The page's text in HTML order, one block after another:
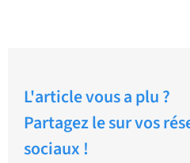
L'article vous a plu ?
Partagez le sur vos
sociaux !